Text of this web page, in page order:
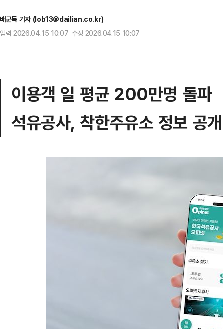
배군득 기자 (lob13@dailian.co.kr)
입력 2026.04.15 10:07 수정 2026.04.15 10:07
이용객 일 평균 200만명 돌파
석유공사, 착한주유소 정보 공